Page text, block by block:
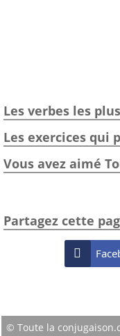
Les verbes les
Les exercices qui
Vous avez aimé
Partagez cette

© Toute la